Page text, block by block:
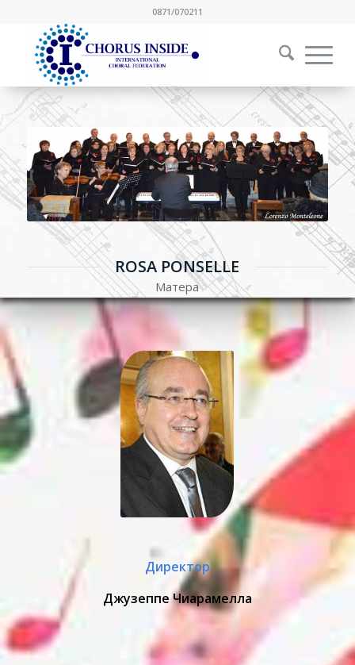
0871/070211
ROSA PONSELLE
Матера
Директор
Джузеппе Чиарамелла